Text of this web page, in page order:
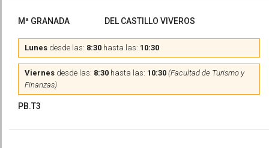
Mª GRANADA DEL CASTILLO VIVEROS
Lunes desde las: 8:30 hasta las: 10:30
Viernes desde las: 8:30 hasta las: 10:30 (Facultad de Turismo y
Finanzas)
PB.T3